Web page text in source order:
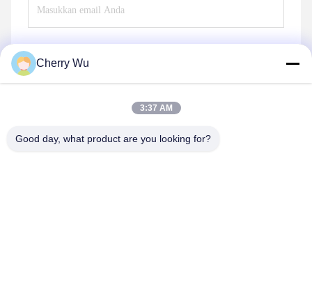
Cherry Wu
3:37 AM
Good day, what product are you looking for?